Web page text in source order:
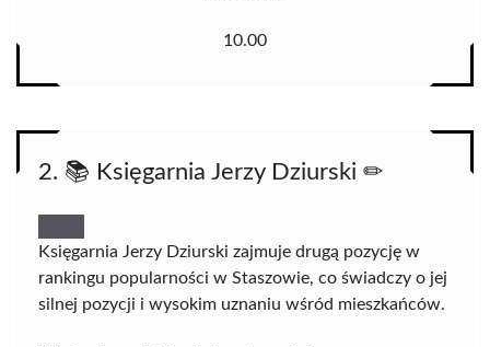
10.00
2. 📚 Księgarnia Jerzy Dziurski ✏
Księgarnia Jerzy Dziurski zajmuje drugą pozycję w
rankingu popularności w Staszowie, co świadczy o jej
silnej pozycji i wysokim uznaniu wśród mieszkańców.